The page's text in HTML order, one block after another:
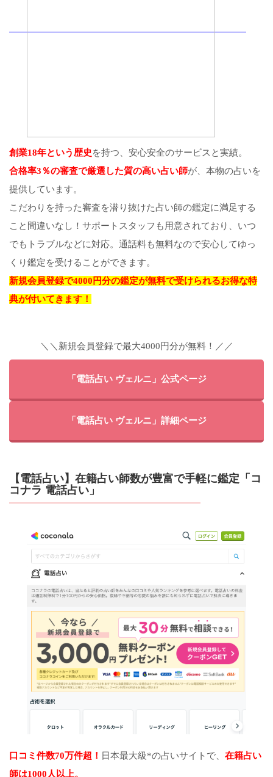
創業18年という歴史を持つ、安心安全のサービスと実績。
合格率3％の審査で厳選した質の高い占い師が、本物の占いを
提供しています。
こだわりを持った審査を潜り抜けた占い師の鑑定に満足する
こと間違いなし！サポートスタッフも用意されており、いつ
でもトラブルなどに対応。通話料も無料なので安心してゆっ
くり鑑定を受けることができます。
新規会員登録で4000円分の鑑定が無料で受けられるお得な特
典が付いてきます！
＼＼新規会員登録で最大4000円分が無料！／／
「電話占い ヴェルニ」公式ページ
「電話占い ヴェルニ」詳細ページ
【電話占い】在籍占い師数が豊富で手軽に鑑定「コ
コナラ 電話占い」
口コミ件数70万件超！ 日本最大級*の占いサイトで、 在籍占い
師は1000人以上。